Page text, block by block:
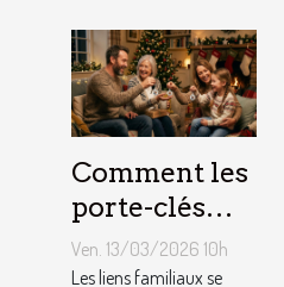
Comment les
porte-clés
personnalisés
peuvent
Ven. 13/03/2026 10h
Les liens familiaux se